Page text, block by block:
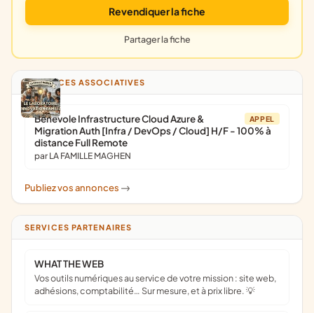
Revendiquer la fiche
Partager la fiche
ANNONCES ASSOCIATIVES
APPEL
Bénévole Infrastructure Cloud Azure &
Migration Auth [Infra / DevOps / Cloud] H/F - 100% à
distance Full Remote
par LA FAMILLE MAGHEN
Publiez vos annonces ->
SERVICES PARTENAIRES
WHAT THE WEB
Vos outils numériques au service de votre mission : site web,
adhésions, comptabilité… Sur mesure, et à prix libre. 💡